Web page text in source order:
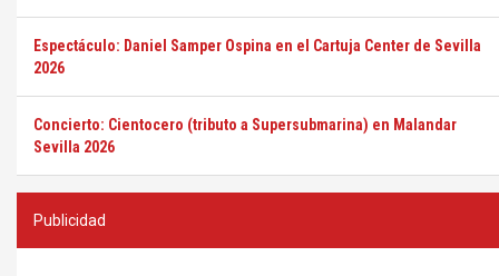
Espectáculo: Daniel Samper Ospina en el Cartuja Center de Sevilla
2026
Concierto: Cientocero (tributo a Supersubmarina) en Malandar
Sevilla 2026
Publicidad